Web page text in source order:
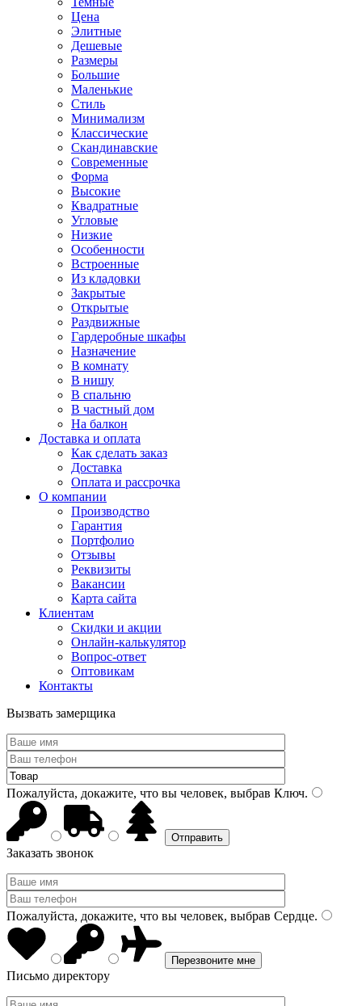
Цена
Элитные
Дешевые
Размеры
Большие
Маленькие
Стиль
Минимализм
Классические
Скандинавские
Современные
Форма
Высокие
Квадратные
Угловые
Низкие
Особенности
Встроенные
Из кладовки
Закрытые
Открытые
Раздвижные
Гардеробные шкафы
Назначение
В комнату
В нишу
В спальню
В частный дом
На балкон
Доставка и оплата
Как сделать заказ
Доставка
Оплата и рассрочка
О компании
Производство
Гарантия
Портфолио
Отзывы
Реквизиты
Вакансии
Карта сайта
Клиентам
Скидки и акции
Онлайн-калькулятор
Вопрос-ответ
Оптовикам
Контакты
Вызвать замерщика
Пожалуйста, докажите, что вы человек, выбрав Ключ.
Заказать звонок
Пожалуйста, докажите, что вы человек, выбрав Сердце.
Письмо директору